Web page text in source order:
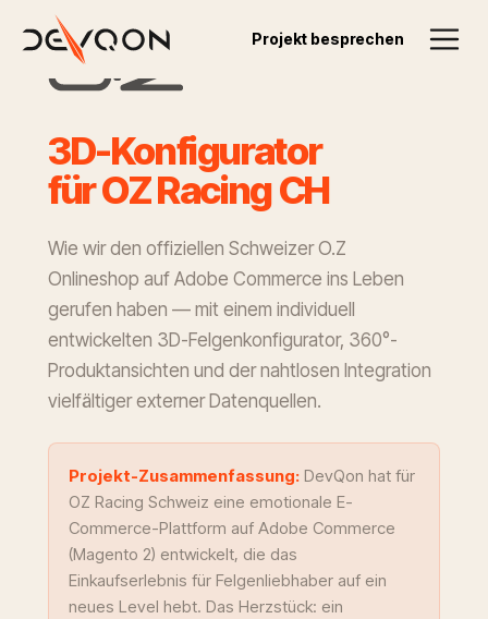
Projekt besprechen
3D-Konfigurator
fürOZRacingCH
Wie wir den offiziellen Schweizer O.Z
Onlineshop auf Adobe Commerce ins Leben
gerufen haben — mit einem individuell
entwickelten 3D-Felgenkonfigurator, 360°-
Produktansichten und der nahtlosen Integration
vielfältiger externer Datenquellen.
Projekt-Zusammenfassung: DevQon hat für
OZ Racing Schweiz eine emotionale E-
Commerce-Plattform auf Adobe Commerce
(Magento 2) entwickelt, die das
Einkaufserlebnis für Felgenliebhaber auf ein
neues Level hebt. Das Herzstück: ein